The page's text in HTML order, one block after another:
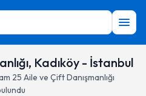
Kadıköy - İstanbul
25 Aile ve Çift Danışmanlığı